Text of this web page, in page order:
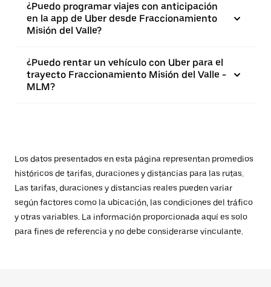
¿Puedo programar viajes con anticipación
en la app de Uber desde Fraccionamiento
Misión del Valle?
¿Puedo rentar un vehículo con Uber para el
trayecto Fraccionamiento Misión del Valle -
MLM?
Los datos presentados en esta página representan promedios
históricos de tarifas, duraciones y distancias para las rutas.
Las tarifas, duraciones y distancias reales pueden variar
según factores como la ubicación, las condiciones del tráfico
y otras variables. La información proporcionada aquí es solo
para fines de referencia y no debe considerarse vinculante.